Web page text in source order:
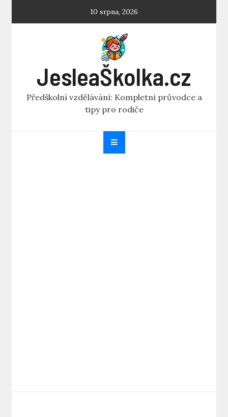
10 srpna, 2026
JesleaŠkolka.cz
Předškolní vzdělávání: Kompletní průvodce a
tipy pro rodiče